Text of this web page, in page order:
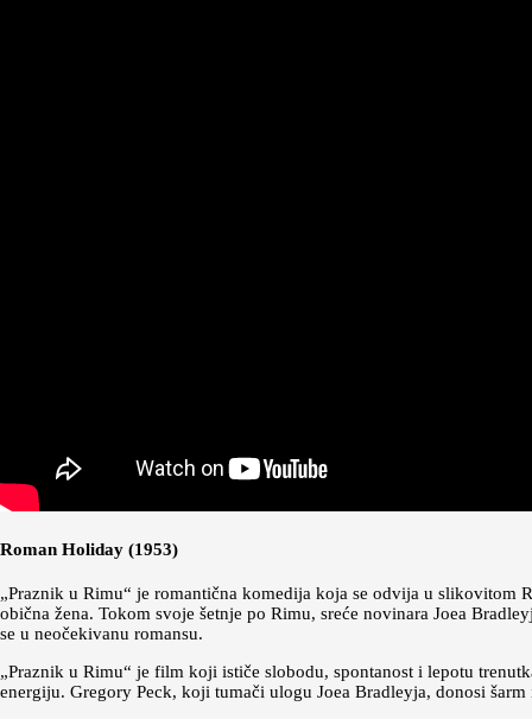
Roman Holiday (1953)
„Praznik u Rimu“ je romantična komedija koja se odvija u
obična žena. Tokom svoje šetnje po Rimu, sreće novinara Joea
se u neočekivanu romansu.
„Praznik u Rimu“ je film koji ističe slobodu, spontanost i lepotu
energiju. Gregory Peck, koji tumači ulogu Joea Bradleyja, donosi